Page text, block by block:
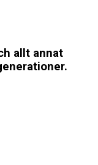
allt annat